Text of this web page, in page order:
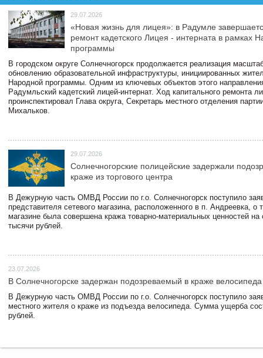
29.07.2026
«Новая жизнь для лицея»: в Радумле
ремонт кадетского Лицея - интерната в рамках
программы
В городском округе Солнечногорск продолжается реализация
обновлению образовательной инфраструктуры, инициированных
Народной программы. Одним из ключевых объектов этого
Радумльский кадетский лицей-интернат. Ход капитального ремонта
проинспектировал Глава округа, Секретарь местного отделения
Михальков.
29.07.2026
Солнечногорские полицейские задержали
краже из торгового центра
В Дежурную часть ОМВД России по г.о. Солнечногорск поступило
представителя сетевого магазина, расположенного в п. Андреевка, о
магазине была совершена кража товарно-материальных ценностей
тысячи рублей.
23.07.2026
В Солнечногорске задержан подозреваемый в краже велосипеда
В Дежурную часть ОМВД России по г.о. Солнечногорск поступило
местного жителя о краже из подъезда велосипеда. Сумма ущерба
рублей.